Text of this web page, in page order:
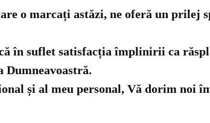
o marcați astăzi, ne oferă un prilej
în suflet satisfacția împlinirii ca
Dumneavoastră.
și al meu personal, Vă dorim noi